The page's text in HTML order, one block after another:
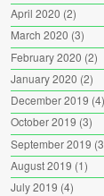
April 2020 (2)
March 2020 (3)
February 2020 (2)
January 2020 (2)
December 2019 (4)
October 2019 (3)
September 2019
August 2019 (1)
July 2019 (4)